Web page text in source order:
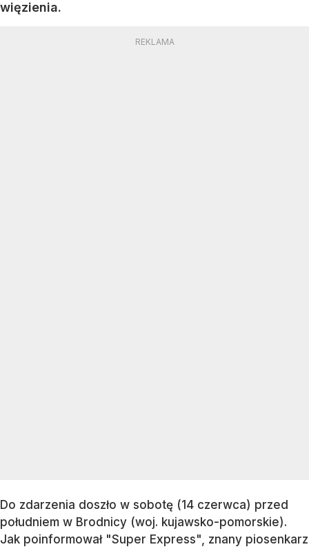
więzienia.
Do zdarzenia doszło w sobotę (14 czerwca) przed
południem w Brodnicy (woj. kujawsko-pomorskie).
Jak poinformował "Super Express", znany piosenkarz